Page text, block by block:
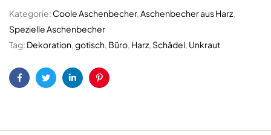
Kategorie: Coole Aschenbecher,Aschenbecher aus Harz,
Spezielle Aschenbecher
Tag: Dekoration,gotisch, Büro, Harz, Schädel, Unkraut
FacebookTwitterLinkedInPinterest